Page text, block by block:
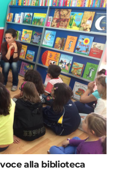
alla biblioteca